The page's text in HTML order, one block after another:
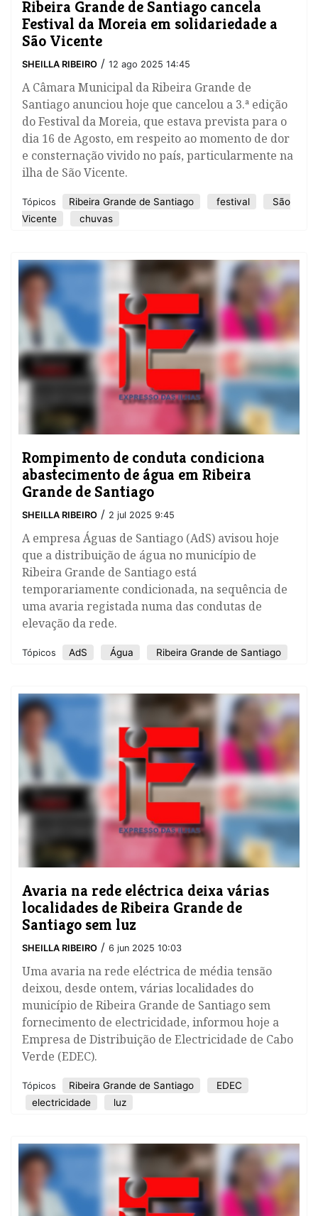
Ribeira Grande de Santiago cancela
Festival da Moreia em solidariedade a
São Vicente
SHEILLA RIBEIRO / 12 ago 2025 14:45
A Câmara Municipal da Ribeira Grande de
Santiago anunciou hoje que cancelou a 3.ª edição
do Festival da Moreia, que estava prevista para o
dia 16 de Agosto, em respeito ao momento de dor
e consternação vivido no país, particularmente na
ilha de São Vicente.
Tópicos Ribeira Grande de Santiago festival
São
Vicente
chuvas
Rompimento de conduta condiciona
abastecimento de água em Ribeira
Grande de Santiago
SHEILLA RIBEIRO / 2 jul 2025 9:45
A empresa Águas de Santiago (AdS) avisou hoje
que a distribuição de água no município de
Ribeira Grande de Santiago está
temporariamente condicionada, na sequência de
uma avaria registada numa das condutas de
elevação da rede.
Tópicos AdS Água Ribeira Grande de Santiago
Avaria na rede eléctrica deixa várias
localidades de Ribeira Grande de
Santiago sem luz
SHEILLA RIBEIRO / 6 jun 2025 10:03
Uma avaria na rede eléctrica de média tensão
deixou, desde ontem, várias localidades do
município de Ribeira Grande de Santiago sem
fornecimento de electricidade, informou hoje a
Empresa de Distribuição de Electricidade de Cabo
Verde (EDEC).
Tópicos Ribeira Grande de Santiago
EDEC
electricidade
luz